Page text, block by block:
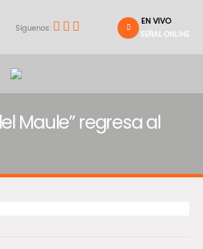
Síguenos:
EN VIVO
SEÑAL ONLINE
Maule” regresa al